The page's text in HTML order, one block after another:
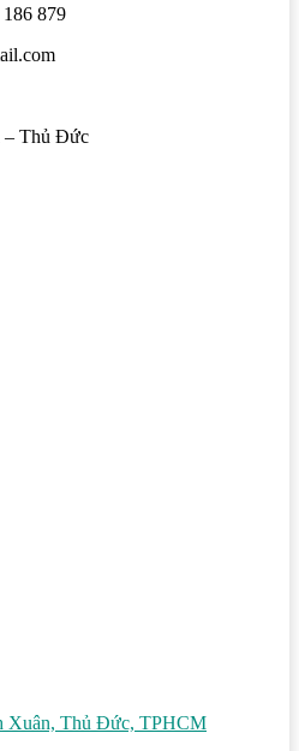
879
– Thủ Đức
Xuân, Thủ Đức, TPHCM